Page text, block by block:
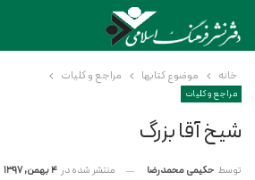
خانه موضوع کتابها مراجع و کلیات
مراجع و کلیات
شیخ آقا بزرگ
توسط حکیمی محمدرضا منتشر شده در 4 بهمن, 1397